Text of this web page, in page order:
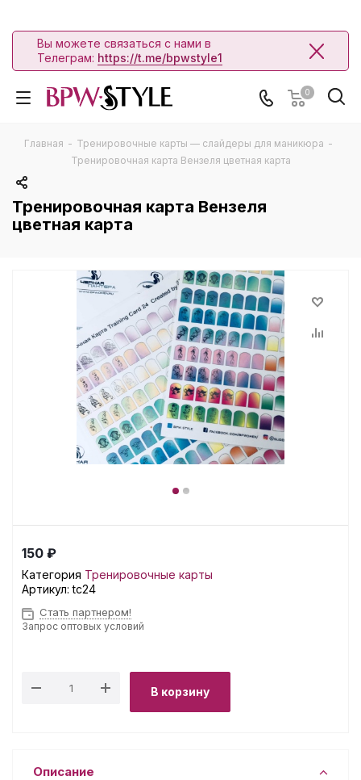
Вы можете связаться с нами в
Телеграм: https://t.me/bpwstyle1
0
Главная - Тренировочные карты — слайдеры для маникюра -
Тренировочная карта Вензеля цветная карта
Тренировочная карта Вензеля
цветная карта
150 ₽
Категория Тренировочные карты
Артикул:tc24
Стать партнером!
Запрос оптовых условий
В корзину
Описание